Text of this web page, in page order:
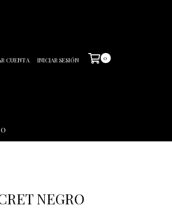
CUENTA INICIAR SESIÓN 0
NEGRO